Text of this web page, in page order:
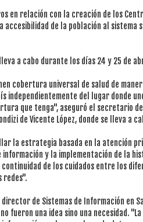
en relación con la creación de los
accesibilidad de la población al sistema
a cabo durante los días 24 y 25 de
cobertura universal de salud de
independientemente del lugar donde
que tenga", aseguró el secretario
de Vicente López, donde se lleva a
la estrategia basada en la atención
información y la implementación de la
de los cuidados entre los
redes".
director de Sistemas de Información en
fueron una idea sino una necesidad.